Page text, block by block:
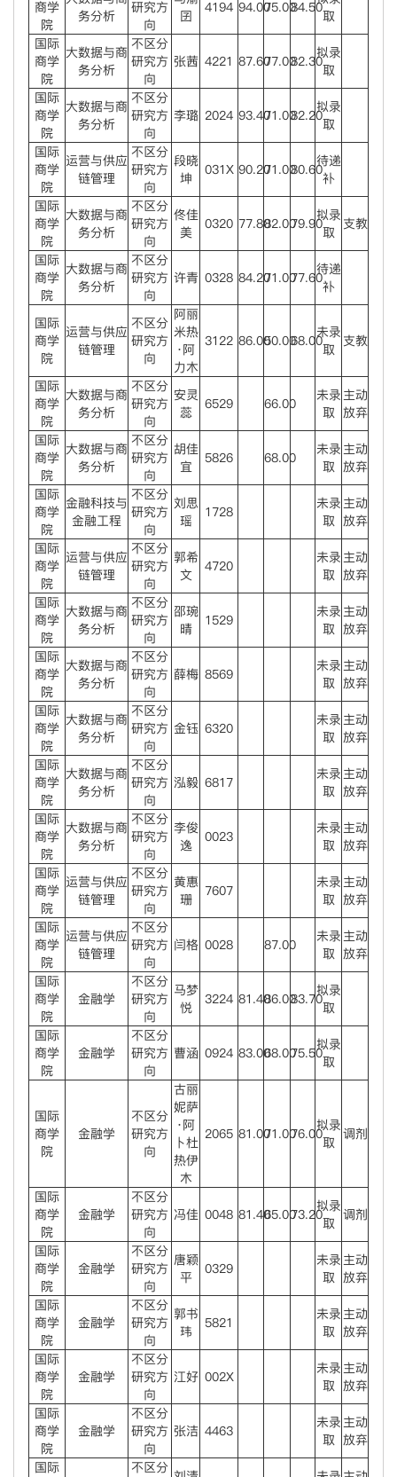
商学
院
务分析
研究方
向
囝
4194 94.0075.0084.50取
国际
商学
院
大数据与商
务分析
不区分
研究方
向
张茜 4221 87.6077.0082.30拟录
取
国际
商学
院
大数据与商
务分析
不区分
研究方
向
李璐 2024 93.4071.0082.20拟录
取
国际
商学
院
运营与供应
链管理
不区分
研究方
向
段晓
坤
031X 90.2071.0080.60待递
补
国际
商学
院
大数据与商
务分析
不区分
研究方
向
佟佳
美
0320 77.8082.0079.90拟录
取 支教
国际
商学
院
大数据与商
务分析
不区分
研究方
向
许青 0328 84.2071.0077.60待递
补
国际
商学
院
运营与供应
链管理
不区分
研究方
向
阿丽
米热
·阿
力木
3122 86.0050.0068.00未录
取 支教
国际
商学
院
大数据与商
务分析
不区分
研究方
向
安灵
蕊
6529 66.00
未录
取
主动
放弃
国际
商学
院
大数据与商
务分析
不区分
研究方
向
胡佳
宜
5826 68.00
未录
取
主动
放弃
国际
商学
院
金融科技与
金融工程
不区分
研究方
向
刘思
瑶
1728
未录
取
主动
放弃
国际
商学
院
运营与供应
链管理
不区分
研究方
向
郭希
文
4720
未录
取
主动
放弃
国际
商学
院
大数据与商
务分析
不区分
研究方
向
邵琬
晴
1529
未录
取
主动
放弃
国际
商学
院
大数据与商
务分析
不区分
研究方
向
薛梅 8569
未录
取
主动
放弃
国际
商学
院
大数据与商
务分析
不区分
研究方
向
金钰 6320
未录
取
主动
放弃
国际
商学
院
大数据与商
务分析
不区分
研究方
向
泓毅 6817
未录
取
主动
放弃
国际
商学
院
大数据与商
务分析
不区分
研究方
向
李俊
逸
0023
未录
取
主动
放弃
国际
商学
院
运营与供应
链管理
不区分
研究方
向
黄惠
珊
7607
未录
取
主动
放弃
国际
商学
院
运营与供应
链管理
不区分
研究方
向
闫格 0028 87.00
未录
取
主动
放弃
国际
商学
院
金融学
不区分
研究方
向
马梦
悦
3224 81.4086.0083.70拟录
取
国际
商学
院
金融学
不区分
研究方
向
曹涵 0924 83.0068.0075.50拟录
取
国际
商学
院
金融学
不区分
研究方
向
古丽
妮萨
·阿
卜杜
热伊
木
2065 81.0071.0076.00拟录
取 调剂
国际
商学
院
金融学
不区分
研究方
向
冯佳 0048 81.4065.0073.20拟录
取 调剂
国际
商学
院
金融学
不区分
研究方
向
唐颖
平
0329
未录
取
主动
放弃
国际
商学
院
金融学
不区分
研究方
向
郭书
玮
5821
未录
取
主动
放弃
国际
商学
院
金融学
不区分
研究方
向
江好 002X
未录
取
主动
放弃
国际
商学
院
金融学
不区分
研究方
向
张洁 4463
未录
取
主动
放弃
国际
不区分